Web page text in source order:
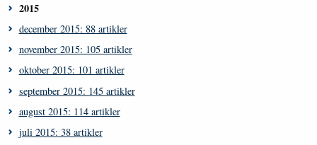
2015
december 2015: 88 artikler
november 2015: 105 artikler
oktober 2015: 101 artikler
september 2015: 145 artikler
august 2015: 114 artikler
juli 2015: 38 artikler